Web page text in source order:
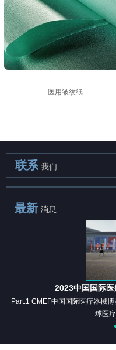
医用皱纹纸
联系我们
最新 消息
2023中国国际
Part.1 CMEF中国国际医疗器械
球医